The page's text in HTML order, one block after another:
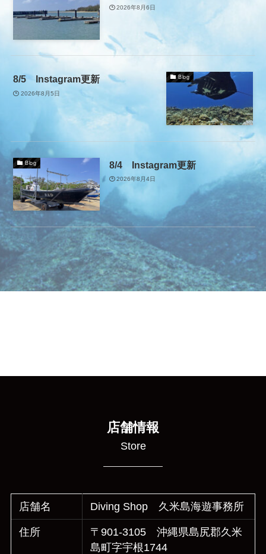
2026年8月6日
Blog
8/5 Instagram更新
2026年8月5日
Blog 8/4 Instagram更新
2026年8月4日
店舗情報
Store
店舗名 Diving Shop 久米島海遊事務所
住所
〒901-3105 沖縄県島尻郡久米
島町字宇根1744